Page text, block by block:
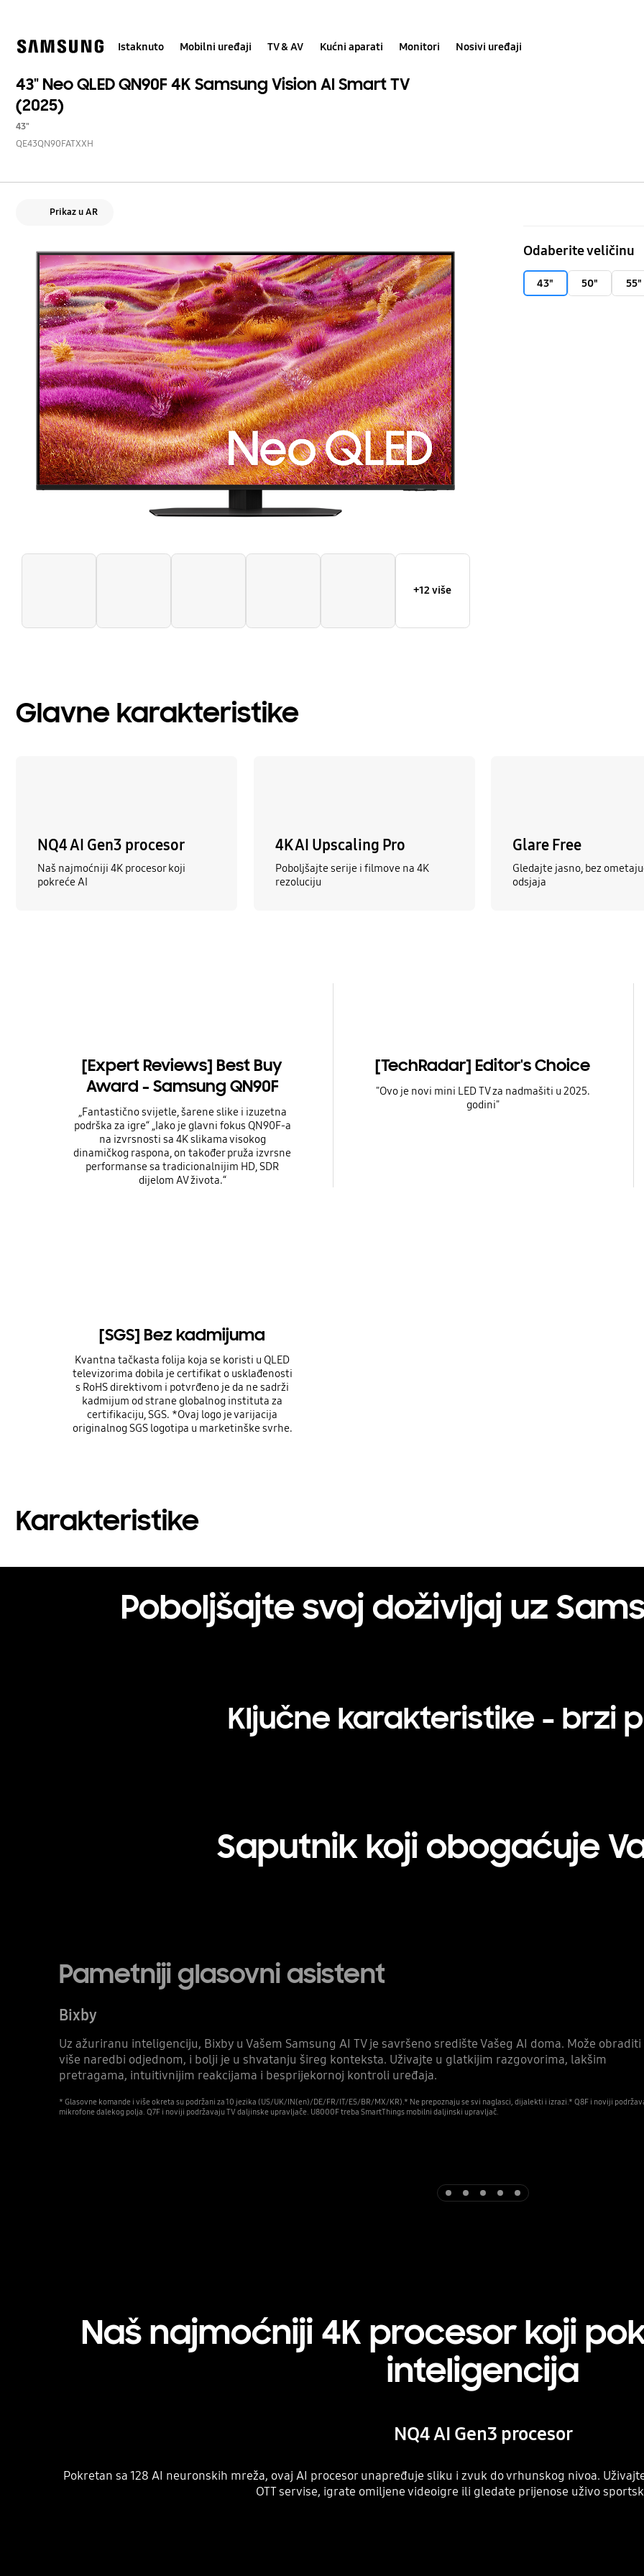
help
Istaknuto Mobilni uređaji TV & AV Kućni aparati Monitori Nosivi uređaji
43" Neo QLED QN90F 4K Samsung Vision AI Smart TV
(2025)
43"
QE43QN90FATXXH
QLED
QN90F
+12 više
Prikaz u AR
Odaberite veličinu
43" 50" 55"
Glavne karakteristike
NQ4 AI Gen3 procesor
Naš najmoćniji 4K procesor koji
pokreće AI
4K AI Upscaling Pro
Poboljšajte serije i filmove na 4K
rezoluciju
Glare Free
Gledajte jasno, bez
odsjaja
[Expert Reviews] Best Buy
Award - Samsung QN90F
„Fantastično svijetle, šarene slike i izuzetna
podrška za igre“ „Iako je glavni fokus QN90F-a
na izvrsnosti sa 4K slikama visokog
dinamičkog raspona, on također pruža izvrsne
performanse sa tradicionalnijim HD, SDR
dijelom AV života.“
[TechRadar] Editor's Choice
"Ovo je novi mini LED TV za nadmašiti u 2025.
godini"
[SGS] Bez kadmijuma
Kvantna tačkasta folija koja se koristi u QLED
televizorima dobila je certifikat o usklađenosti
s RoHS direktivom i potvrđeno je da ne sadrži
kadmijum od strane globalnog instituta za
certifikaciju, SGS. *Ovaj logo je varijacija
originalnog SGS logotipa u marketinške svrhe.
Karakteristike
Poboljšajte svoj doživljaj uz
Ključne karakteristike - brzi
Saputnik koji obogaćuje
Pametniji glasovni asistent
Bixby
Uz ažuriranu inteligenciju, Bixby u Vašem Samsung AI TV je savršeno središte Vašeg AI doma. Može obraditi
više naredbi odjednom, i bolji je u shvatanju šireg konteksta. Uživajte u glatkijim razgovorima, lakšim
pretragama, intuitivnijim reakcijama i besprijekornoj kontroli uređaja.
* Glasovne komande i više okreta su podržani za 10 jezika (US/UK/IN(en)/DE/FR/IT/ES/BR/MX/KR).* Ne prepoznaju se svi naglasci, dijalekti i izrazi.* Q8F i noviji
mikrofone dalekog polja. Q7F i noviji podržavaju TV daljinske upravljače. U8000F treba SmartThings mobilni daljinski upravljač.
Naš najmoćniji 4K procesor koji
inteligencija
NQ4 AI Gen3 procesor
Pokretan sa 128 AI neuronskih mreža, ovaj AI procesor unapređuje sliku i zvuk do vrhunskog nivoa.
OTT servise, igrate omiljene videoigre ili gledate prijenose uživo